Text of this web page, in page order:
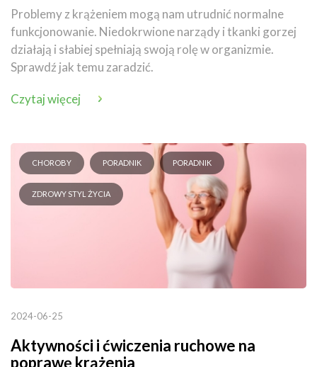
Problemy z krążeniem mogą nam utrudnić normalne
funkcjonowanie. Niedokrwione narządy i tkanki gorzej
działają i słabiej spełniają swoją rolę w organizmie.
Sprawdź jak temu zaradzić.
Czytaj więcej
CHOROBY PORADNIK PORADNIK
ZDROWY STYL ŻYCIA
2024-06-25
Aktywności i ćwiczenia ruchowe na
poprawę krążenia